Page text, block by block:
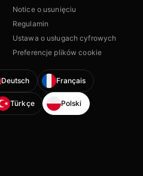
Notice o usunięciu
Regulamin
Ustawa o usługach cyfrowych
Preferencje plików cookie
Deutsch Français
Türkçe Polski